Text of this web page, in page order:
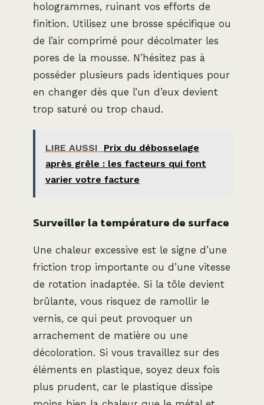
hologrammes, ruinant vos efforts de
finition. Utilisez une brosse spécifique ou
de l’air comprimé pour décolmater les
pores de la mousse. N’hésitez pas à
posséder plusieurs pads identiques pour
en changer dès que l’un d’eux devient
trop saturé ou trop chaud.
LIRE AUSSI
Prix du débosselage
après grêle : les facteurs qui font
varier votre facture
Surveiller la température de surface
Une chaleur excessive est le signe d’une
friction trop importante ou d’une vitesse
de rotation inadaptée. Si la tôle devient
brûlante, vous risquez de ramollir le
vernis, ce qui peut provoquer un
arrachement de matière ou une
décoloration. Si vous travaillez sur des
éléments en plastique, soyez deux fois
plus prudent, car le plastique dissipe